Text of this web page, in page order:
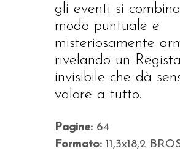
gli eventi si
modo puntuale e
misteriosamente
rivelando un Regista
invisibile che dà
valore a tutto.
Pagine: 64
Formato: 11,3x18,2